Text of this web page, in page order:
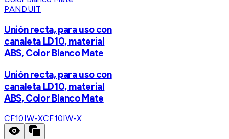
PANDUIT
Unión recta, para uso con
canaleta LD10, material
ABS, Color Blanco Mate
Unión recta, para uso con
canaleta LD10, material
ABS, Color Blanco Mate
CF10IW-XCF10IW-X